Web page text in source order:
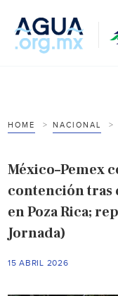
HOME NACIONAL
México–Pemex
contención
en Poza Rica;
Jornada)
15 ABRIL 2026